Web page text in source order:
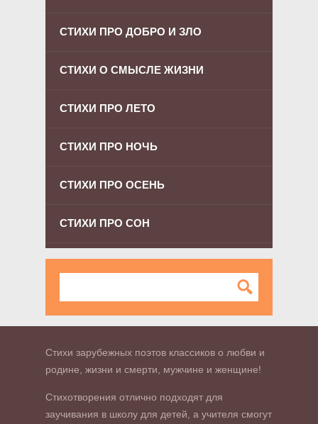
СТИХИ ПРО ДОБРО И ЗЛО
СТИХИ О СМЫСЛЕ ЖИЗНИ
СТИХИ ПРО ЛЕТО
СТИХИ ПРО НОЧЬ
СТИХИ ПРО ОСЕНЬ
СТИХИ ПРО СОН
Стихи зарубежных поэтов классиков о любви и
родине, жизни и смерти, мужчине и женщине!
Стихотворения отлично подходят для
заучивания в школу для детей, а учителя смогут